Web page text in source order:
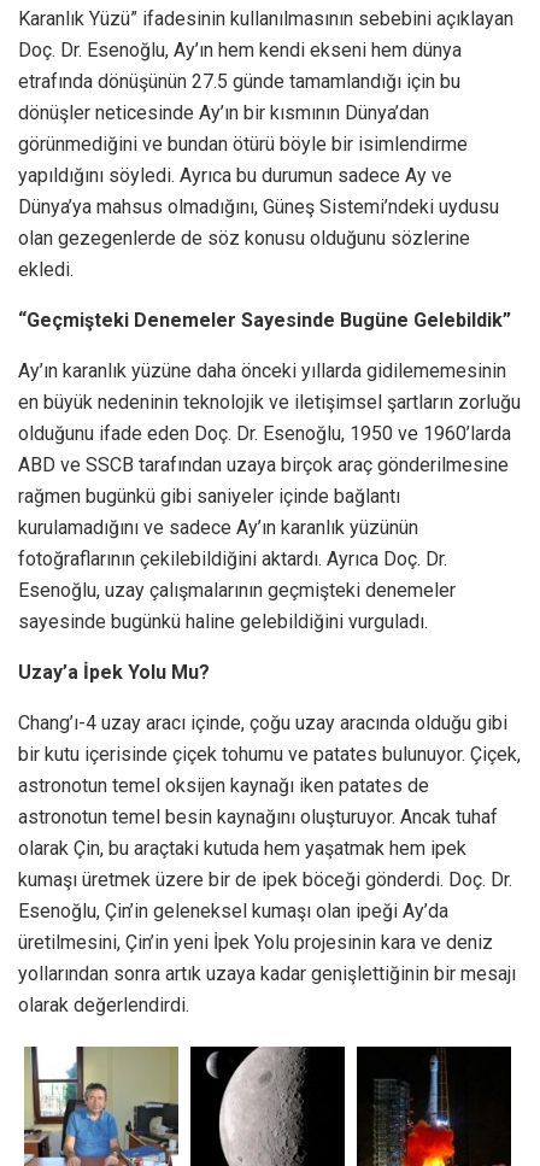
Karanlık Yüzü” ifadesinin kullanılmasının sebebini açıklayan
Doç. Dr. Esenoğlu, Ay’ın hem kendi ekseni hem dünya
etrafında dönüşünün 27.5 günde tamamlandığı için bu
dönüşler neticesinde Ay’ın bir kısmının Dünya’dan
görünmediğini ve bundan ötürü böyle bir isimlendirme
yapıldığını söyledi. Ayrıca bu durumun sadece Ay ve
Dünya’ya mahsus olmadığını, Güneş Sistemi’ndeki uydusu
olan gezegenlerde de söz konusu olduğunu sözlerine
ekledi.
“Geçmişteki Denemeler Sayesinde Bugüne Gelebildik”
Ay’ın karanlık yüzüne daha önceki yıllarda gidilememesinin
en büyük nedeninin teknolojik ve iletişimsel şartların zorluğu
olduğunu ifade eden Doç. Dr. Esenoğlu, 1950 ve 1960’larda
ABD ve SSCB tarafından uzaya birçok araç gönderilmesine
rağmen bugünkü gibi saniyeler içinde bağlantı
kurulamadığını ve sadece Ay’ın karanlık yüzünün
fotoğraflarının çekilebildiğini aktardı. Ayrıca Doç. Dr.
Esenoğlu, uzay çalışmalarının geçmişteki denemeler
sayesinde bugünkü haline gelebildiğini vurguladı.
Uzay’a İpek Yolu Mu?
Chang’ı-4 uzay aracı içinde, çoğu uzay aracında olduğu gibi
bir kutu içerisinde çiçek tohumu ve patates bulunuyor. Çiçek,
astronotun temel oksijen kaynağı iken patates de
astronotun temel besin kaynağını oluşturuyor. Ancak tuhaf
olarak Çin, bu araçtaki kutuda hem yaşatmak hem ipek
kumaşı üretmek üzere bir de ipek böceği gönderdi. Doç. Dr.
Esenoğlu, Çin’in geleneksel kumaşı olan ipeği Ay’da
üretilmesini, Çin’in yeni İpek Yolu projesinin kara ve deniz
yollarından sonra artık uzaya kadar genişlettiğinin bir mesajı
olarak değerlendirdi.